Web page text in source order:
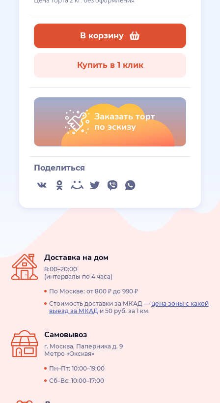
В корзину
Купить в 1 клик
Заказать торт
по эскизу
Поделиться
Доставка на дом
8:00–20:00
(интервалы по 4 часа)
По Москве: от 800 ₽ до 990 ₽
Стоимость доставки за МКАД — цена зоны с какой
выезд за МКАД и 50 руб. за 1 км.
Самовывоз
г. Москва, Паперника д. 9
Метро «Окская»
Пн–Пт: 10:00–19:00
Сб–Вс: 10:00–17:00